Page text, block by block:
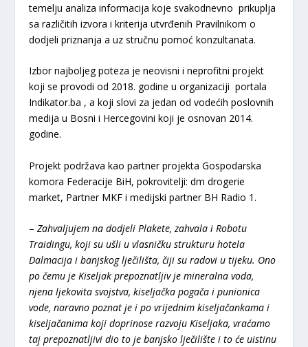
temelju analiza informacija koje svakodnevno prikuplja
sa različitih izvora i kriterija utvrđenih Pravilnikom o
dodjeli priznanja a uz stručnu pomoć konzultanata.
Izbor najboljeg poteza je neovisni i neprofitni projekt
koji se provodi od 2018. godine u organizaciji portala
Indikator.ba , a koji slovi za jedan od vodećih poslovnih
medija u Bosni i Hercegovini koji je osnovan 2014.
godine.
Projekt podržava kao partner projekta Gospodarska
komora Federacije BiH, pokrovitelji: dm drogerie
market, Partner MKF i medijski partner BH Radio 1.
–Zahvaljujem na dodjeli Plakete, zahvala i Robotu
Traidingu, koji su ušli u vlasničku strukturu hotela
Dalmacija i banjskog lječilišta, čiji su radovi u tijeku. Ono
po čemu je Kiseljak prepoznatljiv je mineralna voda,
njena ljekovita svojstva, kiseljačka pogača i punionica
vode, naravno poznat je i po vrijednim kiseljačankama i
kiseljačanima koji doprinose razvoju Kiseljaka, vraćamo
taj prepoznatljivi dio to je banjsko lječilište i to će uistinu